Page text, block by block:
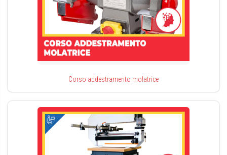
Corso addestramento molatrice